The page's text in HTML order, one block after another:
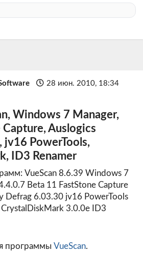
28 июн. 2010, 18:34
Windows 7 Manager,
Capture, Auslogics
jv16 PowerTools,
ID3 Renamer
VueScan 8.6.39 Windows 7
Beta 11 FastStone Capture
Defrag 6.03.30 jv16 PowerTools
3.0.0e ID3
программы VueScan.